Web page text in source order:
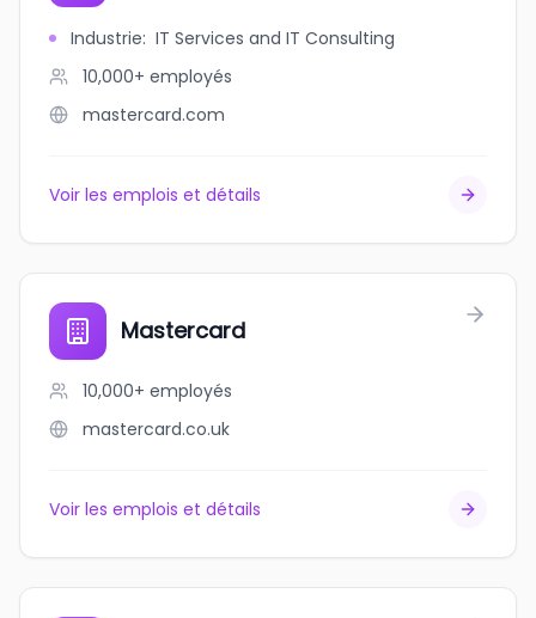
Industrie: IT Services and IT Consulting
10,000+ employés
mastercard.com
Voir les emplois et détails
Mastercard
10,000+ employés
mastercard.co.uk
Voir les emplois et détails